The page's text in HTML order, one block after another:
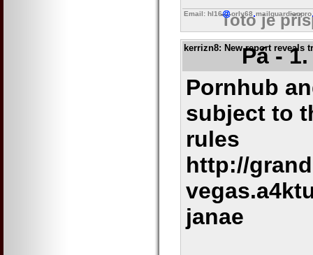
Email: hl16 orly68 mailguardianpro
Toto je
kerrizn8: New report reveals
Pá -
Pornhub
subject to
rules
http://
janae